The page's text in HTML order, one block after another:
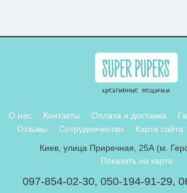
О нас Контакты Оплата и доставка
Отзывы
Сотрудничество Карта сайта
Киев, улица Приречная, 25А (м.
Показать на карте
097-854-02-30, 050-194-91-29,